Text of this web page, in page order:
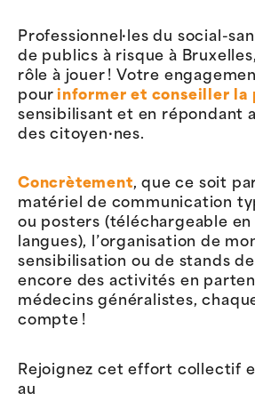
Professionnel·les du social-
de publics à risque à
rôle à jouer ! Votre
pour informer et conseiller la
sensibilisant et en répondant
des citoyen·nes.
Concrètement, que ce soit
matériel de communication
ou posters (téléchargeable en
langues), l’organisation de
sensibilisation ou de stands
encore des activités en
médecins généralistes,
compte !
Rejoignez cet effort collectif
au